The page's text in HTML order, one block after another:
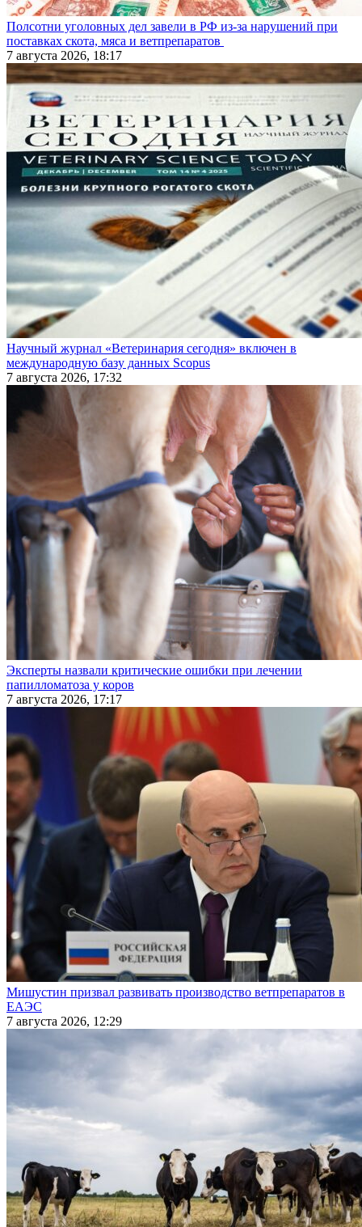
Полсотни уголовных дел завели в РФ из-за нарушений при
поставках скота, мяса и ветпрепаратов
7 августа 2026, 18:17
Научный журнал «Ветеринария сегодня» включен в
международную базу данных Scopus
7 августа 2026, 17:32
Эксперты назвали критические ошибки при лечении
папилломатоза у коров
7 августа 2026, 17:17
Мишустин призвал развивать производство ветпрепаратов в
ЕАЭС
7 августа 2026, 12:29